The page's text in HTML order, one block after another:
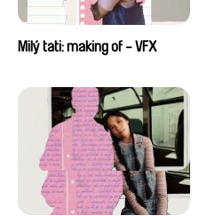
Milý tati: making of - VFX